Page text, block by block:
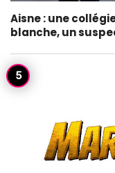
Aisne : une
blanche, un